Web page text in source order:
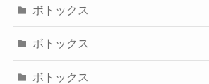
ボトックス
ボトックス
ボトックス